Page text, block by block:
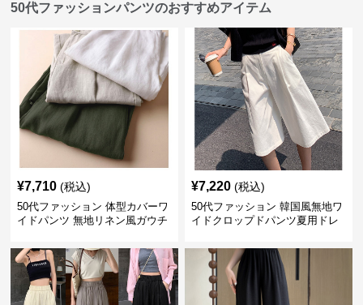
50代ファッションパンツのおすすめアイテム
¥7,710 (税込)
50代ファッション 体型カバーワ
イドパンツ 無地リネン風ガウチ
¥7,220 (税込)
50代ファッション 韓国風無地ワ
イドクロップドパンツ夏用ドレ